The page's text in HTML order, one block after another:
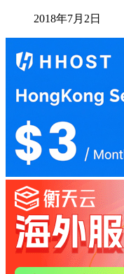
2018年7月2日